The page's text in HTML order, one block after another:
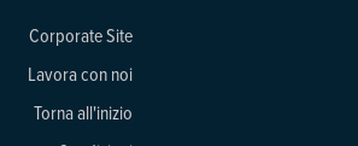
Corporate Site
Lavora con noi
Torna all'inizio